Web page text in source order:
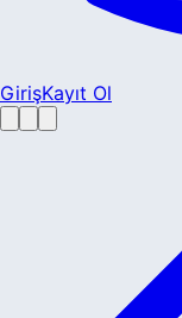
GirişKayıt Ol